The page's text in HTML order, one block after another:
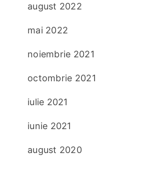
august 2022
mai 2022
noiembrie 2021
octombrie 2021
iulie 2021
iunie 2021
august 2020